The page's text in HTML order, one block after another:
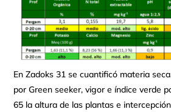
En Zadoks 31 se cuantificó materia
por Green seeker, vigor e índice verde
65 la altura de las plantas e